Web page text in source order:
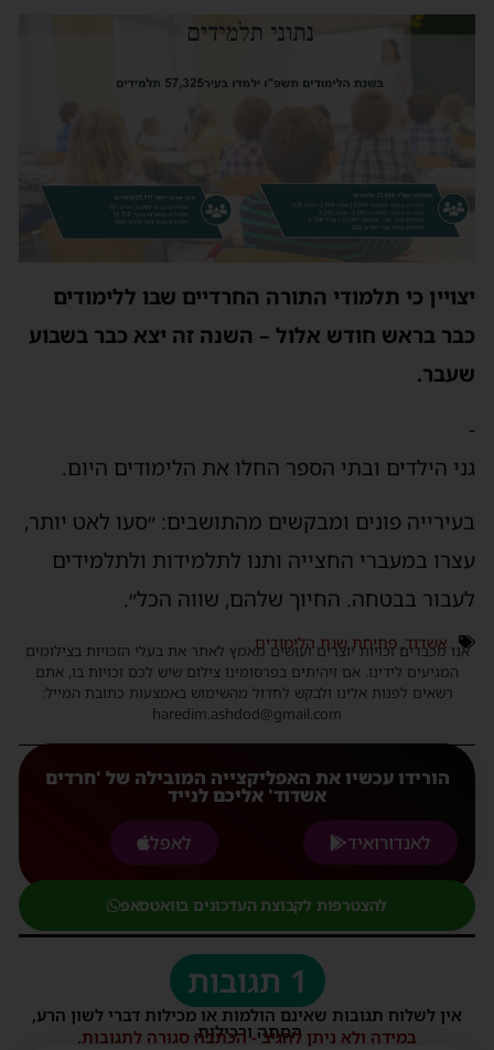
יצויין כי תלמודי התורה החרדיים שבו ללימודים
כבר בראש חודש אלול – השנה זה יצא כבר בשבוע
שעבר.
-
גני הילדים ובתי הספר החלו את הלימודים היום.
בעירייה פונים ומבקשים מהתושבים: ״סעו לאט יותר,
עצרו במעברי החצייה ותנו לתלמידות ולתלמידים
לעבור בבטחה. החיוך שלהם, שווה הכל״.
אשדוד, פתיחת שנת הלימודים
אנו מכבדים זכויות יוצרים ועושים מאמץ לאתר את בעלי הזכויות בצילומים
המגיעים לידינו. אם זיהיתים בפרסומינו צילום שיש לכם זכויות בו, אתם
רשאים לפנות אלינו ולבקש לחדול מהשימוש באמצעות כתובת המייל:
haredim.ashdod@gmail.com
הורידו עכשיו את האפליקצייה המובילה של 'חרדים
אשדוד' אליכם לנייד
לאנדורואיד
לאפל
להצטרפות לקבוצת העדכונים בוואטסאפ
1 תגובות
אין לשלוח תגובות שאינם הולמות או מכילות דברי לשון הרע,
הסתה ורכילות.
במידה ולא ניתן להגיב - הכתבה סגורה לתגובות.